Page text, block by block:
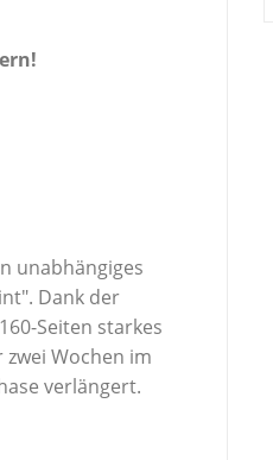
unabhängiges
Dank der
Seiten starkes
Wochen im
verlängert.